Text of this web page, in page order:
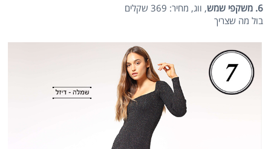
6. משקפי שמש
, ווג, מחיר: 369 שקלים
בול מה שצריך